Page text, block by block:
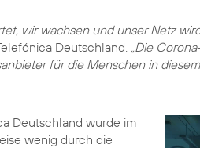
wir wachsen und unser Netz
Deutschland. „Die
für die Menschen in
Deutschland wurde im
wenig durch die